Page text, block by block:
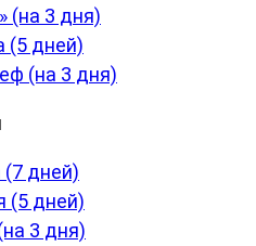
(на 3 дня)
(5 дней)
(на 3 дня)
(7 дней)
(5 дней)
3 дня)